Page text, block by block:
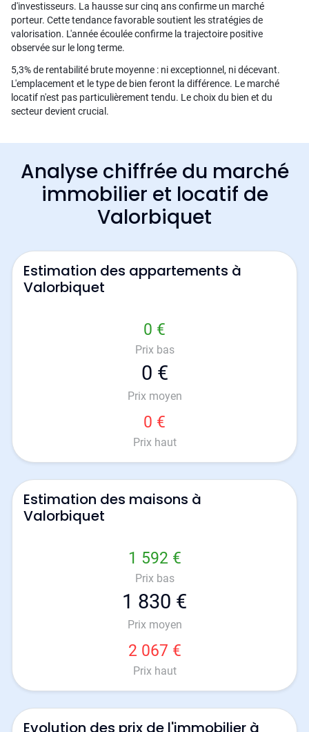
d'investisseurs. La hausse sur cinq ans confirme un marché
porteur. Cette tendance favorable soutient les stratégies de
valorisation. L'année écoulée confirme la trajectoire positive
observée sur le long terme.
5,3% de rentabilité brute moyenne : ni exceptionnel, ni décevant.
L'emplacement et le type de bien feront la différence. Le marché
locatif n'est pas particulièrement tendu. Le choix du bien et du
secteur devient crucial.
Analyse chiffrée du marché
immobilier et locatif de
Valorbiquet
Estimation des appartements à
Valorbiquet
0 €
Prix bas
0 €
Prix moyen
0 €
Prix haut
Estimation des maisons à
Valorbiquet
1 592 €
Prix bas
1 830 €
Prix moyen
2 067 €
Prix haut
Evolution des prix de l'immobilier à